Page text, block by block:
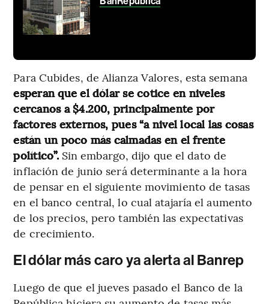
Para Cubides, de Alianza Valores, esta semana
esperan que el dólar se cotice en niveles
cercanos a $4.200, principalmente por
factores externos, pues “a nivel local las cosas
están un poco más calmadas en el frente
político”.Sin embargo, dijo que el dato de
inflación de junio será determinante a la hora
de pensar en el siguiente movimiento de tasas
en el banco central, lo cual atajaría el aumento
de los precios, pero también las expectativas
de crecimiento.
El dólar más caro ya alerta al Banrep
Luego de que el jueves pasado el Banco de la